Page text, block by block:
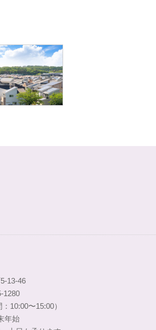
13-46
1280
10:00〜15:00）
年始